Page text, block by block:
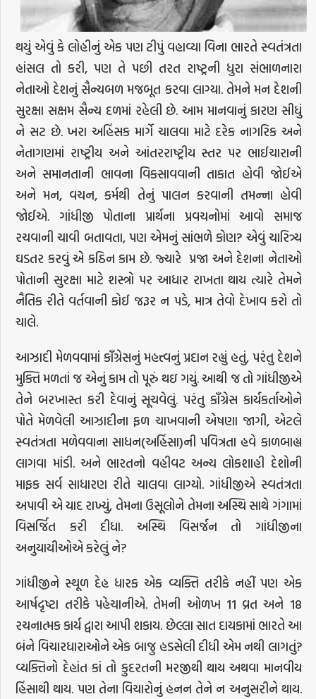
થયું એવું કે લોહીનું એક પણ ટીપું વહાવ્યા વિના ભારતે સ્વતંત્રતા
હાંસલ તો કરી, પણ તે પછી તરત રાષ્ટ્રની ધુરા સંભાળનારા
નેતાઓ દેશનું સૈન્યબળ મજબૂત કરવા લાગ્યા. તેમને મન દેશની
સુરક્ષા સક્ષમ સૈન્ય દળમાં રહેલી છે. આમ માનવાનું કારણ સીધું
ને સટ છે. ખરા અહિંસક માર્ગે ચાલવા માટે દરેક નાગરિક અને
નેતાગણમાં રાષ્ટ્રીય અને આંતરરાષ્ટ્રીય સ્તર પર ભાઈચારાની
અને સમાનતાની ભાવના વિકસાવવાની તાકાત હોવી જોઈએ
અને મન, વચન, કર્મથી તેનું પાલન કરવાની તમન્ના હોવી
જોઈએ. ગાંધીજી પોતાના પ્રાર્થના પ્રવચનોમાં આવો સમાજ
રચવાની ચાવી બતાવતા, પણ એમનું સાંભળે કોણ? એવું ચારિત્ર્ય
ઘડતર કરવું એ કઠિન કામ છે. જ્યારે પ્રજા અને દેશના નેતાઓ
પોતાની સુરક્ષા માટે શસ્ત્રો પર આધાર રાખતા થાય ત્યારે તેમને
નૈતિક રીતે વર્તવાની કોઈ જરૂર ન પડે, માત્ર તેવો દેખાવ કરો તો
ચાલે.
આઝાદી મેળવવામાં કાઁગ્રેસનું મહત્ત્વનું પ્રદાન રહ્યું હતું, પરંતુ દેશને
મુક્તિ મળતાં જ એનું કામ તો પૂરું થઇ ગયું. આથી જ તો ગાંધીજીએ
તેને બરખાસ્ત કરી દેવાનું સૂચવેલું. પરંતુ કાઁગ્રેસ કાર્યકર્તાઓને
પોતે મેળવેલી આઝાદીના ફળ ચાખવાની એષણા જાગી, એટલે
સ્વતંત્રતા મળેવવાના સાધન(અહિંસા)ની પવિત્રતા હવે કાળબાહ્ય
લાગવા માંડી. અને ભારતનો વહીવટ અન્ય લોકશાહી દેશોની
માફક સર્વ સાધારણ રીતે ચાલવા લાગ્યો. ગાંધીજીએ સ્વતંત્રતા
અપાવી એ યાદ રાખ્યું, તેમના ઉસૂલોને તેમના અસ્થિ સાથે ગંગામાં
વિસર્જિત કરી દીધા. અસ્થિ વિસર્જન તો ગાંધીજીના
અનુયાયીઓએ કરેલું ને?
ગાંધીજીને સ્થૂળ દેહ ધારક એક વ્યક્તિ તરીકે નહીં પણ એક
આર્ષદૃષ્ટા તરીકે પહેચાનીએ. તેમની ઓળખ 11 વ્રત અને 18
રચનાત્મક કાર્ય દ્વારા આપી શકાય. છેલ્લા સાત દાયકામાં ભારતે આ
બંને વિચારધારાઓને એક બાજુ હડસેલી દીધી એમ નથી લાગતું?
વ્યક્તિનો દેહાંત કાં તો કુદરતની મરજીથી થાય અથવા માનવીય
હિંસાથી થાય. પણ તેના વિચારોનું હનન તેને ન અનુસરીને થાય.